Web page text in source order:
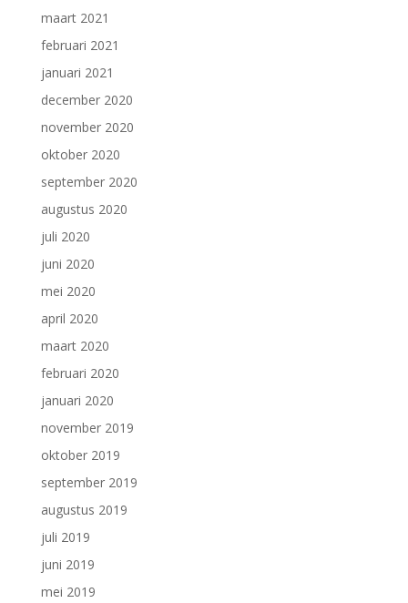
maart 2021
februari 2021
januari 2021
december 2020
november 2020
oktober 2020
september 2020
augustus 2020
juli 2020
juni 2020
mei 2020
april 2020
maart 2020
februari 2020
januari 2020
november 2019
oktober 2019
september 2019
augustus 2019
juli 2019
juni 2019
mei 2019